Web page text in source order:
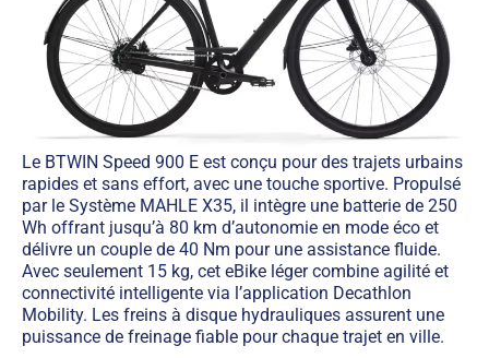
Le BTWIN Speed 900 E est conçu pour des trajets urbains
rapides et sans effort, avec une touche sportive. Propulsé
par le Système MAHLE X35, il intègre une batterie de 250
Wh offrant jusqu’à 80 km d’autonomie en mode éco et
délivre un couple de 40 Nm pour une assistance fluide.
Avec seulement 15 kg, cet eBike léger combine agilité et
connectivité intelligente via l’application Decathlon
Mobility. Les freins à disque hydrauliques assurent une
puissance de freinage fiable pour chaque trajet en ville.